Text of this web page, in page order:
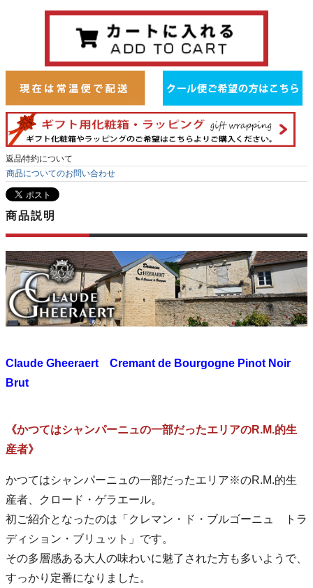
返品特約について
商品についてのお問い合わせ
商品説明
Claude Gheeraert Cremant de Bourgogne Pinot Noir
Brut
《かつてはシャンパーニュの一部だったエリアのR.M.的生
産者》
かつてはシャンパーニュの一部だったエリア※のR.M.的生
産者、クロード・ゲラエール。
初ご紹介となったのは「クレマン・ド・ブルゴーニュ トラ
ディション・ブリュット」です。
その多層感ある大人の味わいに魅了された方も多いようで、
すっかり定番になりました。